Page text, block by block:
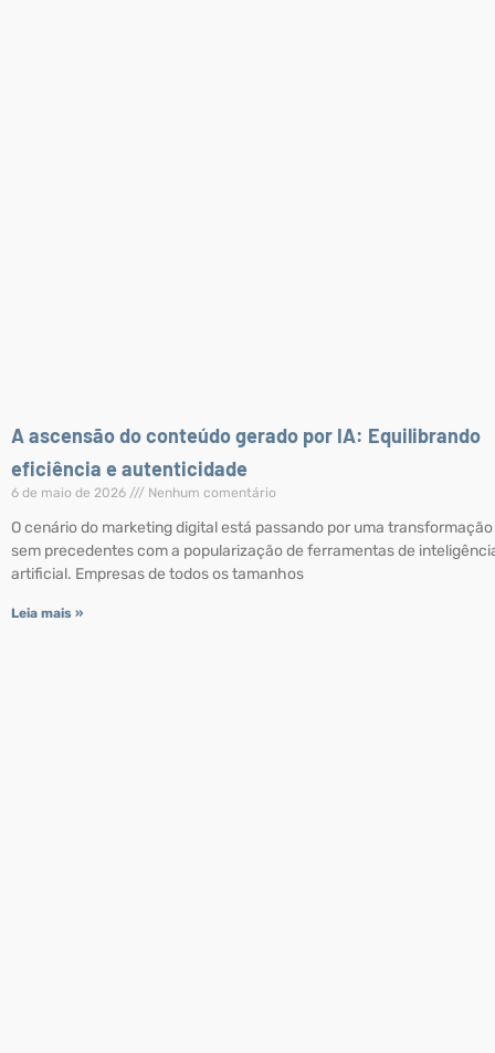
A ascensão do conteúdo gerado por IA: Equilibrando
eficiência e autenticidade
6 de maio de 2026 Nenhum comentário
O cenário do marketing digital está passando por uma transformação
sem precedentes com a popularização de ferramentas de
artificial. Empresas de todos os tamanhos
Leia mais »